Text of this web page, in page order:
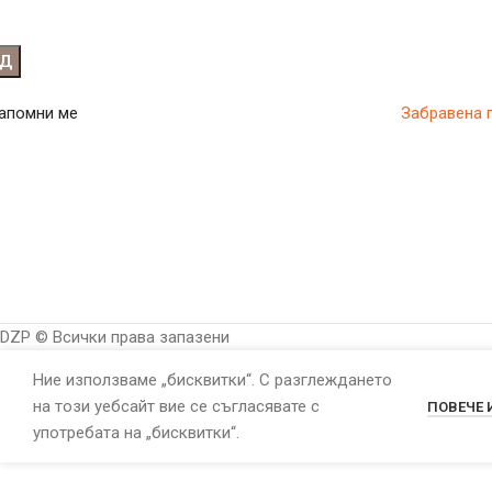
Забравена
ме
DZP © Всички права запазени
Ние използваме „бисквитки“. С разглеждането
на този уебсайт вие се съгласявате с
употребата на „бисквитки“.